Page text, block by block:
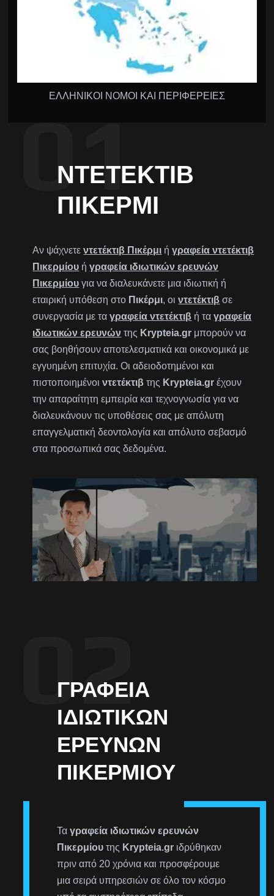
ΕΛΛΗΝΙΚΟΙ ΝΟΜΟΙ ΚΑΙ ΠΕΡΙΦΕΡΕΙΕΣ
ΝΤΕΤΈΚΤΙΒ
ΠΙΚΈΡΜΙ
Αν ψάχνετεντετέκτιβ Πικέρμι ήγραφεία ντετέκτιβ
Πικερμίου ήγραφεία ιδιωτικών ερευνών
Πικερμίου για να διαλευκάνετε μια ιδιωτική ή
εταιρική υπόθεση στο Πικέρμι, οιντετέκτιβ σε
συνεργασία με ταγραφεία ντετέκτιβ ή ταγραφεία
ιδιωτικών ερευνών της Krypteia.gr μπορούν να
σας βοηθήσουν αποτελεσματικά και οικονομικά με
εγγυημένη επιτυχία. Οι αδειοδοτημένοι και
πιστοποιημένοιντετέκτιβ της Krypteia.gr έχουν
την απαραίτητη εμπειρία και τεχνογνωσία για να
διαλευκάνουν τις υποθέσεις σας με απόλυτη
επαγγελματική δεοντολογία και απόλυτο σεβασμό
στα προσωπικά σας δεδομένα.
ΓΡΑΦΕΊΑ
ΙΔΙΩΤΙΚΏΝ
ΕΡΕΥΝΏΝ
ΠΙΚΕΡΜΊΟΥ
Ταγραφεία ιδιωτικών ερευνών
Πικερμίου της Krypteia.gr ιδρύθηκαν
πριν από 20 χρόνια και προσφέρουμε
μια σειρά υπηρεσιών σε όλο τον κόσμο